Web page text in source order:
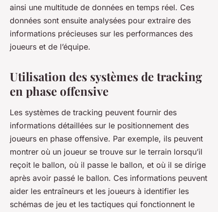
ainsi une multitude de données en temps réel. Ces
données sont ensuite analysées pour extraire des
informations précieuses sur les performances des
joueurs et de l’équipe.
Utilisation des systèmes de tracking
en phase offensive
Les systèmes de tracking peuvent fournir des
informations détaillées sur le positionnement des
joueurs en phase offensive. Par exemple, ils peuvent
montrer où un joueur se trouve sur le terrain lorsqu’il
reçoit le ballon, où il passe le ballon, et où il se dirige
après avoir passé le ballon. Ces informations peuvent
aider les entraîneurs et les joueurs à identifier les
schémas de jeu et les tactiques qui fonctionnent le